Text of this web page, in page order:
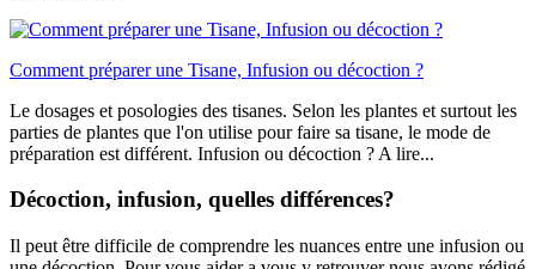
Comment préparer une Tisane, Infusion ou décoction ?
Le dosages et posologies des tisanes. Selon les plantes et surtout les
parties de plantes que l'on utilise pour faire sa tisane, le mode de
préparation est différent. Infusion ou décoction ? A lire...
Décoction, infusion, quelles différences?
Il peut être difficile de comprendre les nuances entre une infusion ou